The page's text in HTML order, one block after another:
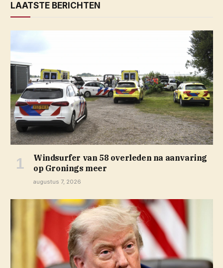
LAATSTE BERICHTEN
Windsurfer van 58 overleden na aanvaring
op Gronings meer
augustus 7, 2026